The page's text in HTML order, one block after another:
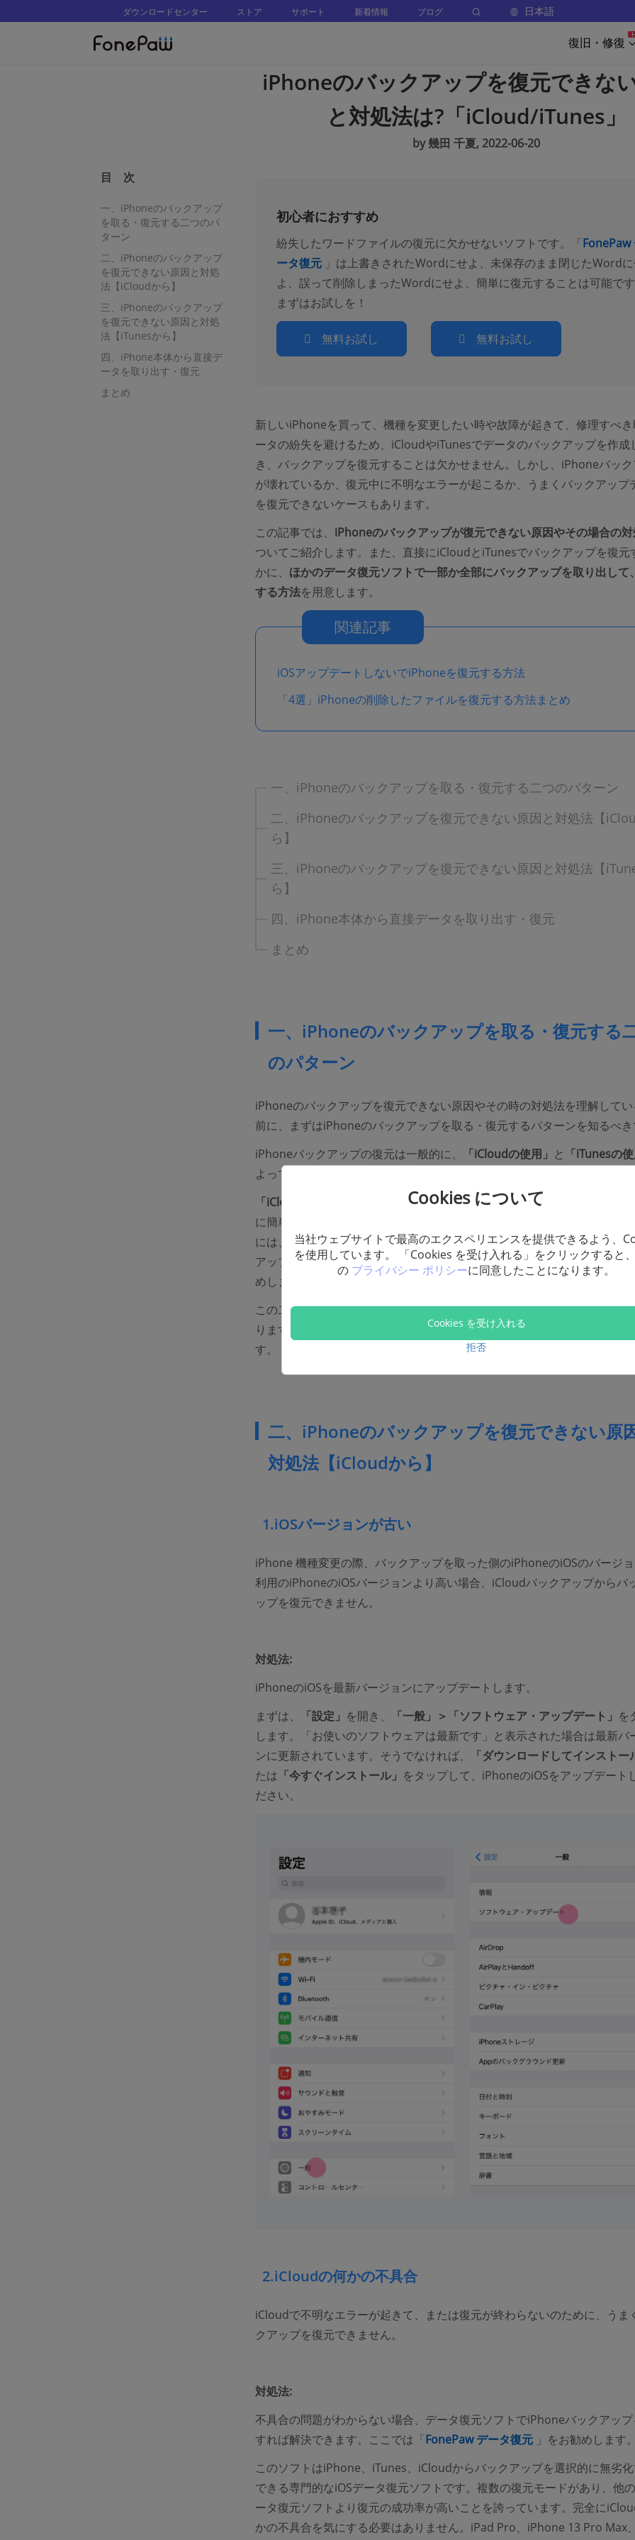
ダウンロードセンター ストア サポート 新着情報 ブログ 日本語
復旧・修復
iPhoneのバックアップを復元できな
と対処法は?「iCloud/iTunes」
by 幾田 千夏, 2022-06-20
目 次
一、iPhoneのバックアップ
を取る・復元する二つのパ
ターン
二、iPhoneのバックアップ
を復元できない原因と対処
法【iCloudから】
三、iPhoneのバックアップ
を復元できない原因と対処
法【iTunesから】
四、iPhone本体から直接デ
ータを取り出す・復元
まとめ
初心者におすすめ
紛失したワードファイルの復元に欠かせないソフトです。「FonePaw
ータ復元」は上書きされたWordにせよ、未保存のまま閉じたWord
よ、誤って削除しまったWordにせよ、簡単に復元することは可能です
まずはお試しを！
無料お試し 無料お試し
新しいiPhoneを買って、機種を変更したい時や故障が起きて、修理すべ
ータの紛失を避けるため、iCloudやiTunesでデータのバックアップを作成
き、バックアップを復元することは欠かせません。しかし、iPhoneバッ
が壊れているか、復元中に不明なエラーが起こるか、うまくバックアップ
を復元できないケースもあります。
この記事では、 iPhoneのバックアップが復元できない原因やその場合の
ついてご紹介します。また、直接にiCloudとiTunesでバックアップを復元
かに、 ほかのデータ復元ソフトで一部か全部にバックアップを取り出して
する方法を用意します。
関連記事
iOSアップデートしないでiPhoneを復元する方法
「4選」iPhoneの削除したファイルを復元する方法まとめ
一、iPhoneのバックアップを取る・復元する二つのパターン
二、iPhoneのバックアップを復元できない原因と対処法【
ら】
三、iPhoneのバックアップを復元できない原因と対処法【
ら】
四、iPhone本体から直接データを取り出す・復元
まとめ
一、iPhoneのバックアップを取る・復元する
のパターン
iPhoneのバックアップを復元できない原因やその時の対処法を理解してい
前に、まずはiPhoneのバックアップを取る・復元するパターンを知るべき
iPhoneバックアップの復元は一般的に、
「iCloudの使用」 と 「iTunesの使
よって、実現できます。
「iCloud」
はAppleが提供するクラウドサービスで、この復元方法はPCを
に簡単に達成できます。
には、iPhoneをパソコンにつなげる必要があります。しかし、より確実に
アップを取りたいときは、iTunesにバックアップを取る・復元することを
めします。
この二つの復元パターンでバックアップをうまく復元できない原因それぞ
ります。以下はそれらの原因を説明します。また、対応する解決方法も紹
す。
二、iPhoneのバックアップを復元できない原
対処法【iCloudから】
1.iOSバージョンが古い
iPhone 機種変更の際、バックアップを取った側のiPhoneのiOSのバージ
利用のiPhoneのiOSバージョンより高い場合、iCloudバックアップからバ
ップを復元できません。
対処法:
iPhoneのiOSを最新バージョンにアップデートします。
まずは、
「設定」 を開き、 「一般」＞「ソフトウェア・アップデート」 を
します。「お使いのソフトウェアは最新です」と表示された場合は最新バ
ンに更新されています。そうでなければ、
「ダウンロードしてインストー
たは 「今すぐインストール」 をタップして、iPhoneのiOSをアップデート
ださい。
2.iCloudの何かの不具合
iCloudで不明なエラーが起きて、または復元が終わらないのために、うま
クアップを復元できません。
対処法:
不具合の問題がわからない場合、データ復元ソフトでiPhoneバックアッ
すれば解決できます。ここでは「FonePaw データ復元」をお勧めします。
このソフトはiPhone、iTunes、iCloudからバックアップを選択的に無劣
できる専門的なiOSデータ復元ソフトです。複数の復元モードがあり、他
ータ復元ソフトより復元の成功率が高いことを誇っています。完全に
かの不具合を気にする必要はありません。iPad Pro、iPhone 13 Pro Max
Cookies について
当社ウェブサイトで最高のエクスペリエンスを提供できるよう、
を使用しています。 「Cookies を受け入れる」をクリックすると
の プライバシー ポリシーに同意したことになります。
Cookies を受け入れる
拒否